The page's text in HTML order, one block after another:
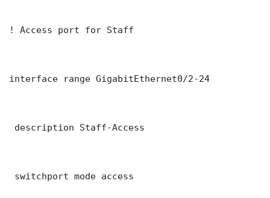
! Access port for Staff
interface range GigabitEthernet0/2-24
description Staff-Access
switchport mode access